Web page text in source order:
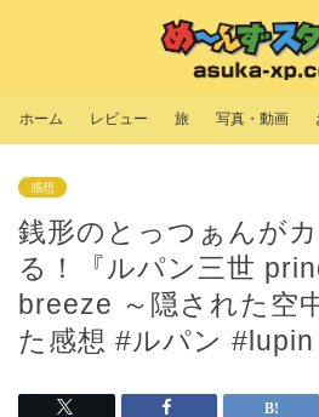
ホーム レビュー 旅 写真・動画
感想
銭形のとっつぁんが
る！『ルパン三世
breeze ～隠された空
た感想 #ルパン #lupin